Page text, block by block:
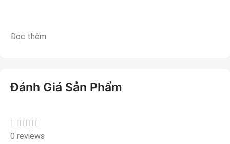
Đọc thêm
Đánh Giá Sản Phẩm
0 reviews